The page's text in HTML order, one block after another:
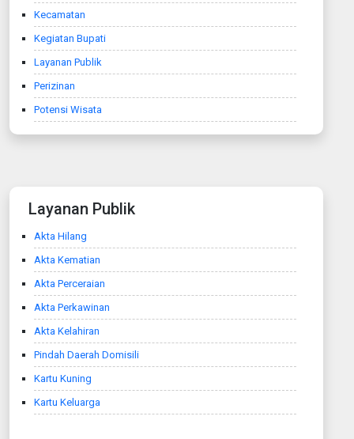
Kecamatan
Kegiatan Bupati
Layanan Publik
Perizinan
Potensi Wisata
Layanan Publik
Akta Hilang
Akta Kematian
Akta Perceraian
Akta Perkawinan
Akta Kelahiran
Pindah Daerah Domisili
Kartu Kuning
Kartu Keluarga